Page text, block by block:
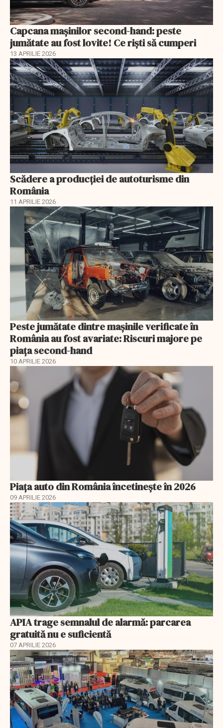
Capcana mașinilor second-hand: peste
jumătate au fost lovite! Ce riști să cumperi
13 APRILIE 2026
Scădere a producţiei de autoturisme din
România
11 APRILIE 2026
Peste jumătate dintre mașinile verificate în
România au fost avariate: Riscuri majore pe
piața second-hand
10 APRILIE 2026
Piața auto din România încetinește în 2026
09 APRILIE 2026
APIA trage semnalul de alarmă: parcarea
gratuită nu e suficientă
07 APRILIE 2026